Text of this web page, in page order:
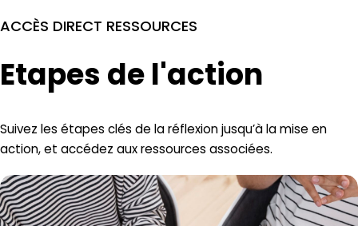
ACCÈS DIRECT RESSOURCES
Etapes de l'action
Suivez les étapes clés de la réflexion jusqu’à la mise en
action, et accédez aux ressources associées.